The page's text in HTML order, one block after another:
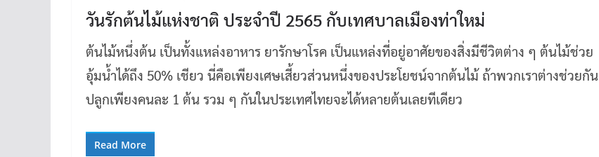
วันรักต้นไม้แห่งชาติ ประจำปี 2565 กับเทศบาลเมืองท่าใหม่
ต้นไม้หนึ่งต้น เป็นทั้งแหล่งอาหาร ยารักษาโรค เป็นแหล่งที่อยู่อาศัยของสิ่งมีชีวิตต่าง ๆ ต้นไม้ช่วย
อุ้มน้ำได้ถึง 50% เชียว นี่คือเพียงเศษเสี้ยวส่วนหนึ่งของประโยชน์จากต้นไม้ ถ้าพวกเราต่างช่วยกัน
ปลูกเพียงคนละ 1 ต้น รวม ๆ กันในประเทศไทยจะได้หลายต้นเลยทีเดียว
Read More